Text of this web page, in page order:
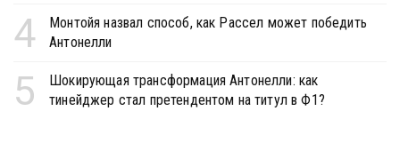
4
Монтойя назвал способ, как Рассел может победить
Антонелли
5
Шокирующая трансформация Антонелли: как
тинейджер стал претендентом на титул в Ф1?